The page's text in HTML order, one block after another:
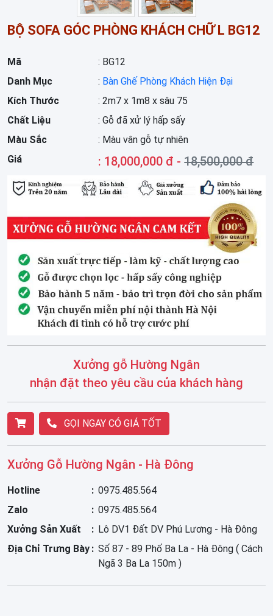
BỘ SOFA GÓC PHÒNG KHÁCH CHỮ L BG12
Mã
: BG12
Danh Mục
: Bàn Ghế Phòng Khách Hiện Đại
Kích Thước
: 2m7 x 1m8 x sâu 75
Chất Liệu
: Gỗ đã xử lý hấp sấy
Màu Sắc
: Màu vân gỗ tự nhiên
Giá
: 18,000,000 đ -18,500,000 đ
Xưởng gỗ Hường Ngân
nhận đặt theo yêu cầu của khách hàng
GỌI NGAY CÓ GIÁ TỐT
Xưởng Gỗ Hường Ngân - Hà Đông
Hotline
0975.485.564
Zalo
0975.485.564
Xưởng Sản Xuất
Lô DV1 Đất DV Phú Lương - Hà Đông
Địa Chỉ Trưng Bày
Số 87 - 89 Phố Ba La - Hà Đông ( Cách
Ngã 3 Ba La 150m )